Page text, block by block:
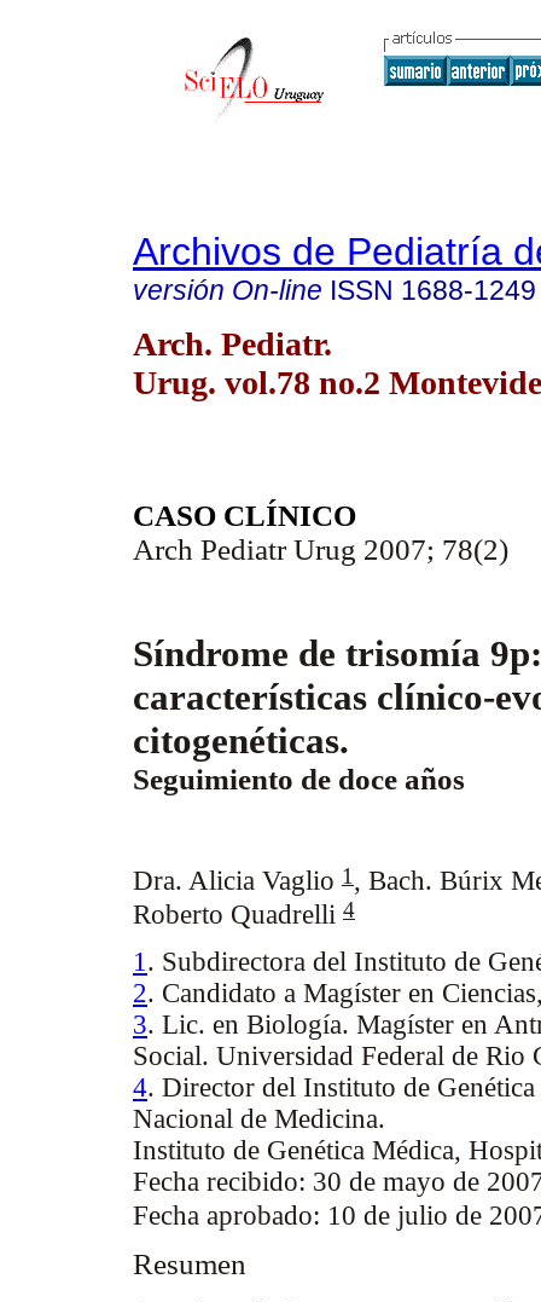
Archivos de Pediatría
versión On-line ISSN 1688-1249
Arch. Pediatr.
Urug. vol.78 no.2
CASO CLÍNICO
Arch Pediatr Urug 2007; 78(2)
Síndrome de trisomía 9p:
características clínico-
citogenéticas.
Seguimiento de doce años
Dra. Alicia Vaglio 1 , Bach. Búrix
Roberto Quadrelli 4
1. Subdirectora del Instituto de
2. Candidato a Magíster en
3. Lic. en Biología. Magíster en
Social. Universidad Federal de Rio
4. Director del Instituto de
Nacional de Medicina.
Instituto de Genética Médica,
Fecha recibido: 30 de mayo de
Fecha aprobado: 10 de julio de
Resumen